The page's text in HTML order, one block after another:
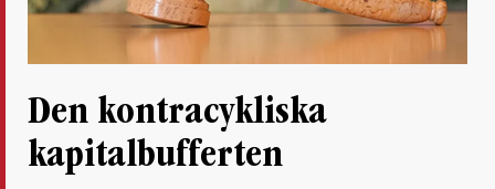
Den kontracykliska
kapitalbufferten